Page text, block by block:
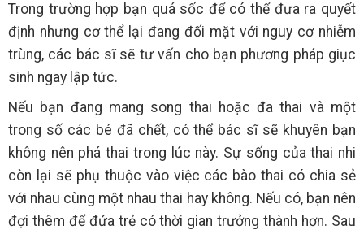
Trong trường hợp bạn quá sốc để có thể đưa ra quyết
định nhưng cơ thể lại đang đối mặt với nguy cơ nhiễm
trùng, các bác sĩ sẽ tư vấn cho bạn phương pháp giục
sinh ngay lập tức.
Nếu bạn đang mang song thai hoặc đa thai và một
trong số các bé đã chết, có thể bác sĩ sẽ khuyên bạn
không nên phá thai trong lúc này. Sự sống của thai nhi
còn lại sẽ phụ thuộc vào việc các bào thai có chia sẻ
với nhau cùng một nhau thai hay không. Nếu có, bạn nên
đợi thêm để đứa trẻ có thời gian trưởng thành hơn. Sau